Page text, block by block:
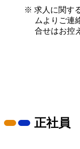
求人に関す
ムよりご連
合せはお控
正社員